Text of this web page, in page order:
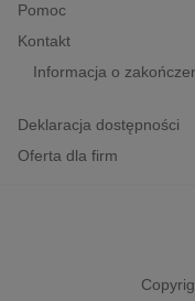
Pomoc
Kontakt
Informacja o
Deklaracja dostępności
Oferta dla firm